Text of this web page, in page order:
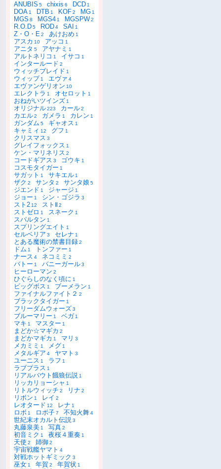
ANUBIS 5 chixis 6 DCD 1
DOA 1 DTB 1 KOF2 MG 1
MGS 8 MGS4 1 MGSPW2
R.O.D5 ROD4 SAI 1
Z・O・E2 あけおめ 1
アスカ 10 アッコ 1
アニタ 5 アヤナミ 1
アルトネリコ 1 イサコ 1
インタールード 2
ウィッチブレイド 1
ウィップ 1 エヴァ 4
エヴァンゲリオン 10
エレクトラ 1 オセロット 1
おねがいツインズ 1
オリジナル223 カール2
カエル2 ガメラ 1 カレン 1
ガンダム 5 ギャオス 1
キャミィ 12 グフ 1
クリスマス 3
グレイフォックス 1
ケン・マリネリス 2
コードギアス 3 ゴウキ 1
コスモタイガー 1
サガット 1 サキエル 1
ザク 2 サンタ 2 サンタ娘 5
ジエンド 1 ジャージ 1
ジョー 1 シン・ゴジラ 3
スト2 12 ストⅡ2
ストゼロ 1 スネーク 1
スパルタン 1
スプリングエイト 1
セルベリア 3 セレナ 1
とある魔術の禁書目録2
ドム 1 トンファー 1
ナース 4 ネコミミ 2
バトー 1 バニーガール3
ヒーローマン 2
ひぐらしのなく頃に 1
ビッグボス 1 ブーメラン 1
ファイナルファイト２ 2
ブラックタイガー 1
フリーダムウォーズ3
ブルーマリー 1 ベガ 1
マキ 1 マスター 1
まどか☆マギカ 2
まどかマギカ 1 マリ 3
メカミミ 1 メグ 1
メタルギア 4 ヤマト 3
ユーニス 1 ラフ 1
ラブプラス 1
リアルバウト餓狼伝説 1
リッカリョーシャ 1
リトルウィッチ 2 リナ 2
リボン 1 レイ 2
レオタード 12 レナ 1
ロボ 1 ロボ子7 不知火舞4
世紀末オカルト伝説3
丸藤泉美 1 写真2
初音ミク 1 夜桜４重奏 1
天使 2 姉御2
宇宙戦艦ヤマト 4
対戦ホットギミック 3
巫女 1 年賀2 年賀状 1